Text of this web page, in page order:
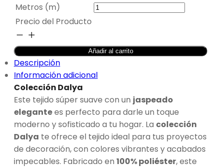
Metros (m)
Precio del Producto
TAPICERÍA
SUAVE
TIERRA
-
DALYA
cantidad
Añadir al carrito
Descripción
Información adicional
Colección Dalya
Este tejido súper suave con un jaspeado
elegantees perfecto para darle un toque
moderno y sofisticado a tu hogar. La colección
Dalya te ofrece el tejido ideal para tus proyectos
de decoración, con colores vibrantes y acabados
impecables. Fabricado en 100% poliéster, este